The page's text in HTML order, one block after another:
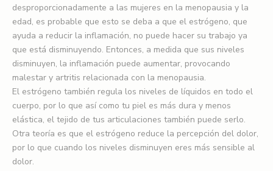
desproporcionadamente a las mujeres en la menopausia y la
edad, es probable que esto se deba a que el estrógeno, que
ayuda a reducir la inflamación, no puede hacer su trabajo ya
que está disminuyendo. Entonces, a medida que sus niveles
disminuyen, la inflamación puede aumentar, provocando
malestar y artritis relacionada con la menopausia.
El estrógeno también regula los niveles de líquidos en todo el
cuerpo, por lo que así como tu piel es más dura y menos
elástica, el tejido de tus articulaciones también puede serlo.
Otra teoría es que el estrógeno reduce la percepción del dolor,
por lo que cuando los niveles disminuyen eres más sensible al
dolor.